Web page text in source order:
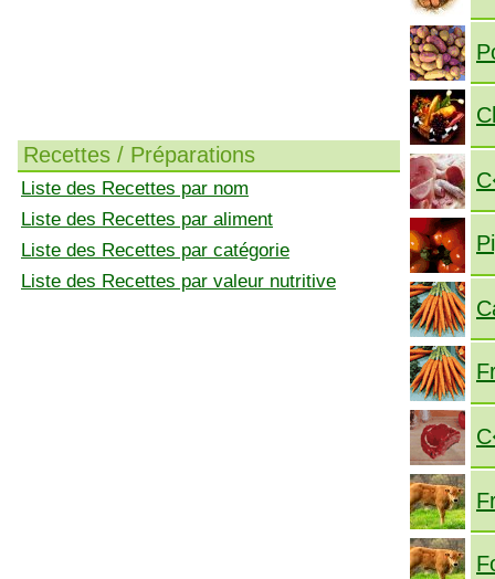
Recettes / Préparations
Liste des Recettes par nom
Liste des Recettes par aliment
Liste des Recettes par catégorie
Liste des Recettes par valeur nutritive